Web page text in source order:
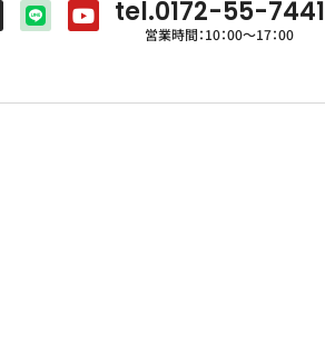
tel.0172-55-7441
営業時間：10：00～17：00